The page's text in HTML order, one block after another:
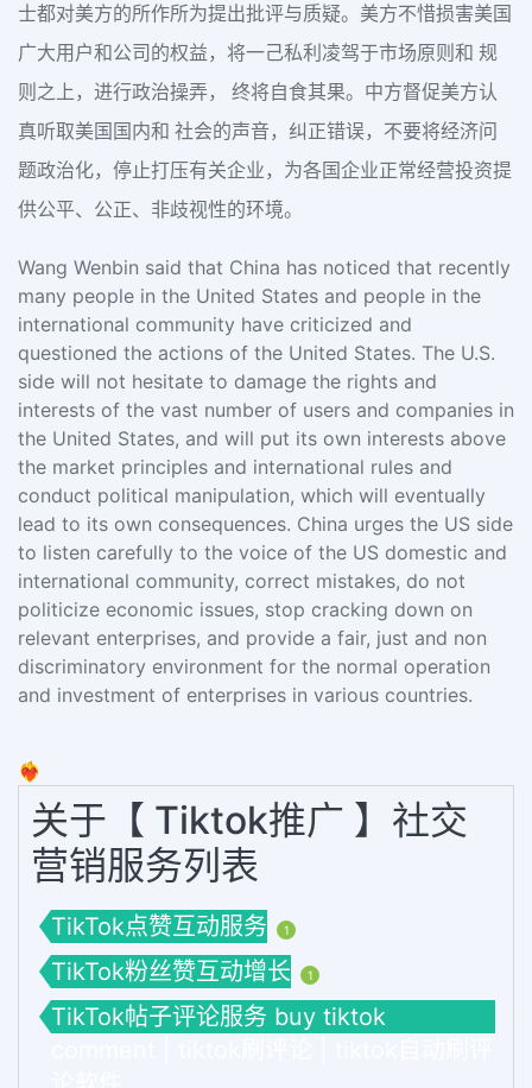
士都对美方的所作所为提出批评与质疑。美方不惜损害美国
广大用户和公司的权益，将一己私利凌驾于市场原则和 规
则之上，进行政治操弄， 终将自食其果。中方督促美方认
真听取美国国内和 社会的声音，纠正错误，不要将经济问
题政治化，停止打压有关企业，为各国企业正常经营投资提
供公平、公正、非歧视性的环境。
Wang Wenbin said that China has noticed that recently
many people in the United States and people in the
international community have criticized and
questioned the actions of the United States. The U.S.
side will not hesitate to damage the rights and
interests of the vast number of users and companies in
the United States, and will put its own interests above
the market principles and international rules and
conduct political manipulation, which will eventually
lead to its own consequences. China urges the US side
to listen carefully to the voice of the US domestic and
international community, correct mistakes, do not
politicize economic issues, stop cracking down on
relevant enterprises, and provide a fair, just and non
discriminatory environment for the normal operation
and investment of enterprises in various countries.
❤️‍🔥
关于【 Tiktok推广 】社交
营销服务列表
TikTok点赞互动服务 1
TikTok粉丝赞互动增长 1
TikTok帖子评论服务 buy tiktok